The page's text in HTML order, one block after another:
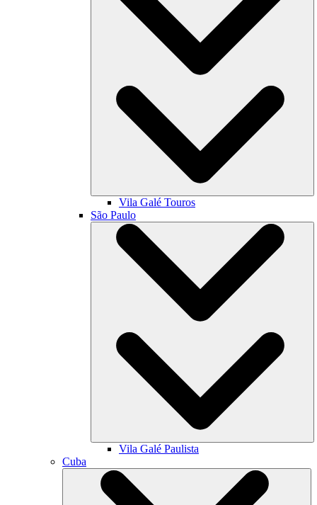
Vila Galé Touros
São Paulo
Vila Galé Paulista
Cuba